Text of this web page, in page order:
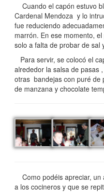
Cuando el capón estuvo
Cardenal Mendoza y lo
fue reduciendo
marrón. En ese momento,
solo a falta de probar de sal
Para servir, se colocó el
alrededor la salsa de pasas
otras bandejas con puré de
de manzana y chocolate
Como podéis apreciar, un
a los cocineros y que se